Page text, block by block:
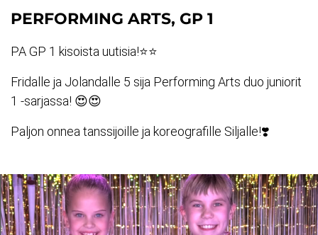
PERFORMING ARTS, GP 1
PA GP 1 kisoista uutisia!⭐️⭐️
Fridalle ja Jolandalle 5 sija Performing Arts duo juniorit
1 -sarjassa! 😍😍
Paljon onnea tanssijoille ja koreografille Siljalle!❣️